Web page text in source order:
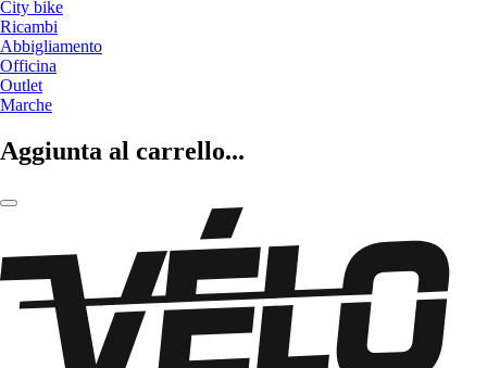
City bike
Ricambi
Abbigliamento
Officina
Outlet
Marche
Aggiunta al carrello...